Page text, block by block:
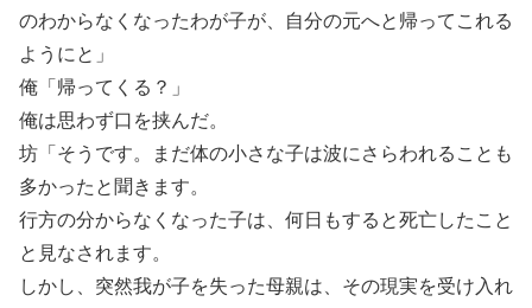
のわからなくなったわが子が、自分の元へと帰ってこれる
ようにと」
俺「帰ってくる？」
俺は思わず口を挟んだ。
坊「そうです。まだ体の小さな子は波にさらわれることも
多かったと聞きます。
行方の分からなくなった子は、何日もすると死亡したこと
と見なされます。
しかし、突然我が子を失った母親は、その現実を受け入れ